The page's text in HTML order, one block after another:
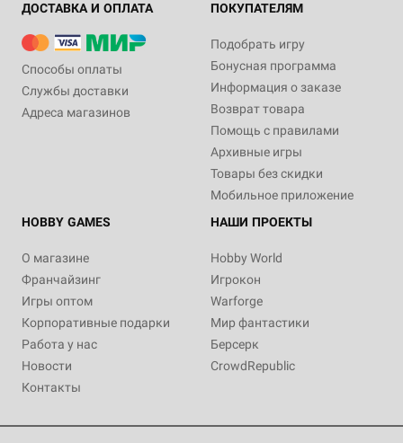
ДОСТАВКА И ОПЛАТА
Способы оплаты
Службы доставки
Адреса магазинов
ПОКУПАТЕЛЯМ
Подобрать игру
Бонусная программа
Информация о заказе
Возврат товара
Помощь с правилами
Архивные игры
Товары без скидки
Мобильное приложение
HOBBY GAMES
О магазине
Франчайзинг
Игры оптом
Корпоративные подарки
Работа у нас
Новости
Контакты
НАШИ ПРОЕКТЫ
Hobby World
Игрокон
Warforge
Мир фантастики
Берсерк
CrowdRepublic